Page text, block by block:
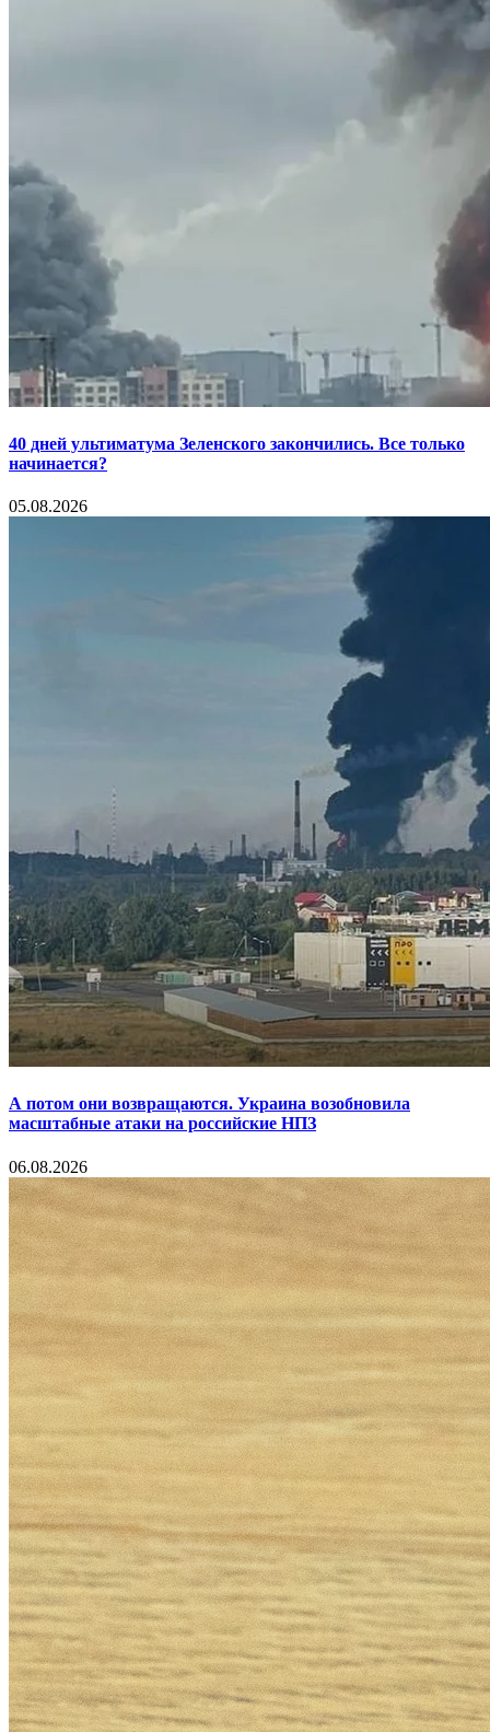
40 дней ультиматума Зеленского закончились. Все только
начинается?
05.08.2026
А потом они возвращаются. Украина возобновила
масштабные атаки на российские НПЗ
06.08.2026